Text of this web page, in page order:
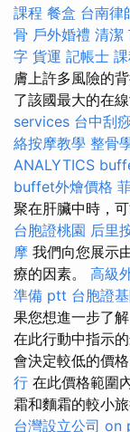
課程 餐盒 台南律
骨 戶外婚禮 清潔
字 貨運 記帳士
膚上許多風險的
了該國最大的在
services 台中刮
絡按摩教學 整骨
ANALYTICS
buffet外燴價格
聚在肝臟中時，
台胞證桃園 后里
摩 我們向您展示
療的因素。 高級
準備 ptt 台胞證
果您想進一步了解
在此行動中指示
會決定較低的價格
行 在此價格範圍
霜和麵霜的較小旅
台灣設立公司 on